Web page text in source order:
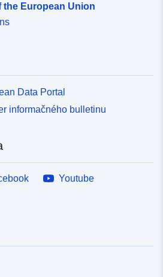
the European Union
Data Portal
informačného bulletinu
Youtube